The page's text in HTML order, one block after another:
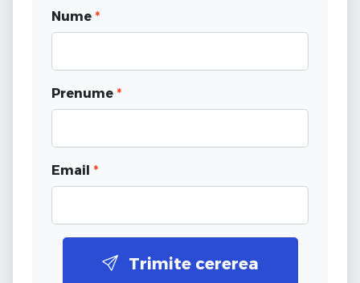
Nume *
Prenume *
Email *
Trimite cererea